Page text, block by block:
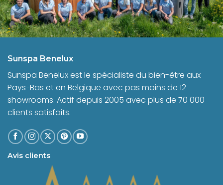
Sunspa Benelux
Sunspa Benelux est le spécialiste du bien-être aux
Pays-Bas et en Belgique avec pas moins de 12
showrooms. Actif depuis 2005 avec plus de 70 000
clients satisfaits.
Avis clients